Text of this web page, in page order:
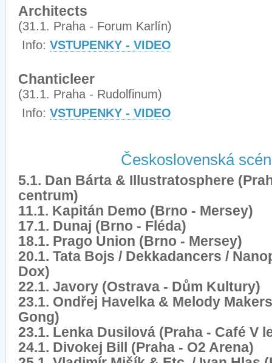
Architects
(31.1. Praha - Forum Karlín)
Info: VSTUPENKY - VIDEO
Chanticleer
(31.1. Praha - Rudolfinum)
Info: VSTUPENKY - VIDEO
Československá
5.1. Dan Bárta & Illustratosphere
centrum)
11.1. Kapitán Demo (Brno - Mersey)
17.1. Dunaj (Brno - Fléda)
18.1. Prago Union (Brno - Mersey)
20.1. Tata Bojs / Dekkadancers /
Dox)
22.1. Javory (Ostrava - Dům Kultury)
23.1. Ondřej Havelka & Melody
Gong)
23.1. Lenka Dusilová (Praha - Café V
24.1. Divokej Bill (Praha - O2 Arena)